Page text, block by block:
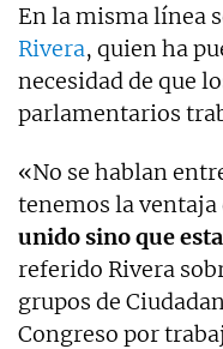
En la misma línea
Rivera, quien ha
necesidad de que
parlamentarios
«No se hablan
tenemos la
unido sino que
referido Rivera
grupos de
Congreso por